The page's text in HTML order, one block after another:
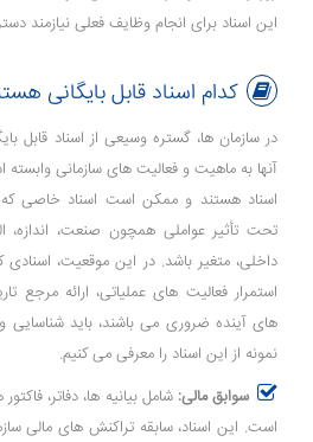
این اسناد برای انجام وظایف فعلی نیازمند
کدام اسناد قابل بایگانی
در سازمان ها، گستره‌ وسیعی از اسناد قابل
آنها به ماهیت و فعالیت‌ های سازمانی وابسته
اسناد هستند و ممکن است اسناد خاصی که
تحت تأثیر عواملی همچون صنعت، اندازه،
داخلی، متغیر باشد. در این موقعیت، اسنادی
استمرار فعالیت ‌های عملیاتی، ارائه مرجع
‌های آینده ضروری می ‌باشند، باید شناسایی
نمونه از این اسناد را معرفی می کنیم.
سوابق مالی:شامل بیانیه ‌ها، دفاتر،
است. این اسناد، سابقه تراکنش ‌های مالی